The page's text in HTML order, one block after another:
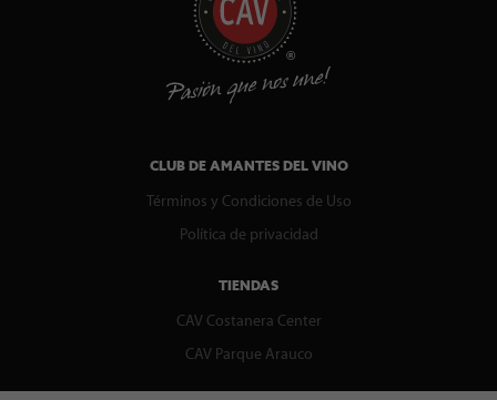
CLUB DE AMANTES DEL VINO
Términos y Condiciones de Uso
Política de privacidad
TIENDAS
CAV Costanera Center
CAV Parque Arauco